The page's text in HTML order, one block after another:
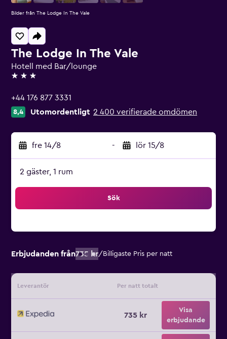
The Lodge In The Vale
Hotell med Bar/lounge
3 stjärnor
+44 176 877 3331
8,4 Utomordentligt 2 400 verifierade omdömen
fre 14/8 - lör 15/8
2 gäster, 1 rum
Sök
Erbjudanden från735 kr/ Billigaste Pris per natt
Leverantör Per natt totalt
735 kr
Visa
erbjudande
Bilder från The Lodge In The Vale